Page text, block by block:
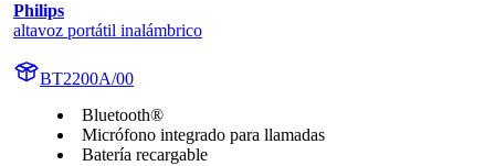
Philips
altavoz portátil inalámbrico
BT2200A/00
Bluetooth®
Micrófono integrado para llamadas
Batería recargable